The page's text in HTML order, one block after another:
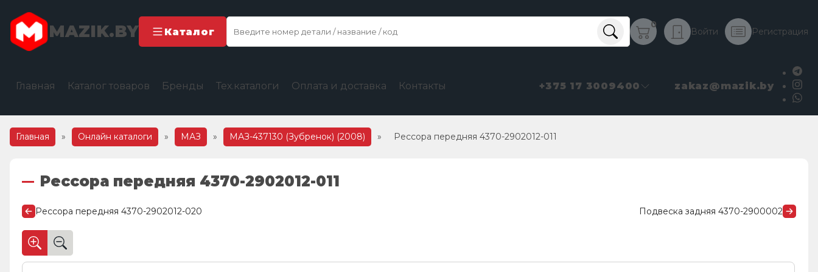
MAZIK.BY Каталог
0
Войти Регистрация
Главная Каталог товаров Бренды Тех.каталоги Оплата и доставка Контакты +375 17 3009400 zakaz@mazik.by
Главная » Онлайн каталоги » МАЗ » МАЗ-437130 (Зубренок) (2008) » Рессора передняя 4370-2902012-011
Рессора передняя 4370-2902012-011
Рессора передняя 4370-2902012-020 Подвеска задняя 4370-2900002